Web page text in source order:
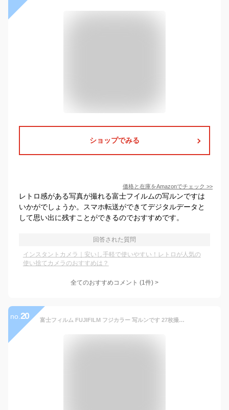
ショップでみる
価格と在庫をAmazonでチェック >>
レトロ感がある写真が撮れる富士フイルムの写ルンですは
いかがでしょうか。スマホ転送ができてデジタルデータと
して思い出に残すことができるのでおすすめです。
回答された質問
インスタントカメラ｜安いし手軽で使いやすい！レトロが人気の
使い捨てカメラのおすすめは？
全てのおすすめコメント (1件) >
no. 20 富士フィルム FUJIFILM フジカラー 写ルンです 27枚撮り 16936017 LF JDV1 SP FL 27SH 1 使い捨てカメラ 修学旅行 レトロ